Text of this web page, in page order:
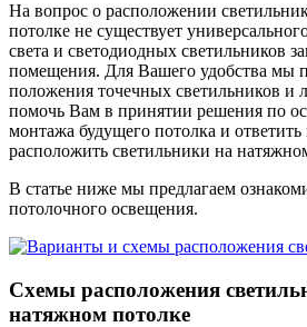
На вопрос о расположении
потолке не существует
света и светодиодных светильников
помещения. Для Вашего удобства мы
положения точечных светильников и
помочь Вам в принятии решения по
монтажа будущего потолка и ответить
расположить светильники на
В статье ниже мы предлагаем
потолочного освещения.
Схемы расположения
натяжном потолке